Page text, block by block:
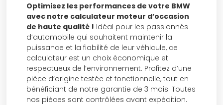
Optimisez les performances de votre BMW
avec notre calculateur moteur d’occasion
de haute qualité ! Idéal pour les passionnés
d’automobile qui souhaitent maintenir la
puissance et la fiabilité de leur véhicule, ce
calculateur est un choix économique et
respectueux de l’environnement. Profitez d’une
pièce d’origine testée et fonctionnelle, tout en
bénéficiant de notre garantie de 3 mois. Toutes
nos pièces sont contrôlées avant expédition.